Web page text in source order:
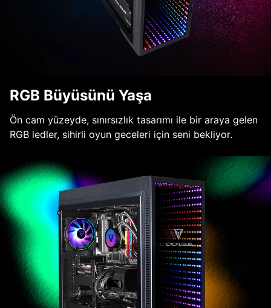
RGB Büyüsünü Yaşa
Ön cam yüzeyde, sınırsızlık tasarımı ile bir araya gelen
RGB ledler, sihirli oyun geceleri için seni bekliyor.